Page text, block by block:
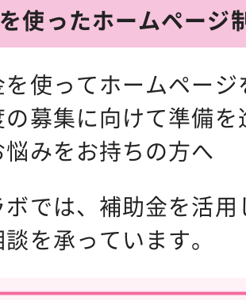
使ったホームページ
を使ってホームペー
の募集に向けて準備
みをお持ちの方へ
ボでは、補助金を活
を承っています。